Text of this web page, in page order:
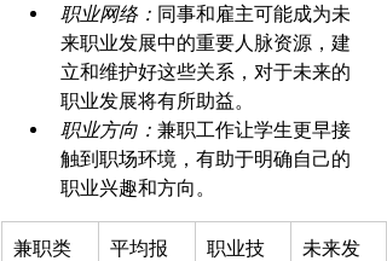
职业网络： 同事和雇主可能成为未
来职业发展中的重要人脉资源，建
立和维护好这些关系，对于未来的
职业发展将有所助益。
职业方向： 兼职工作让学生更早接
触到职场环境，有助于明确自己的
职业兴趣和方向。
兼职类
平均报
职业技
未来发